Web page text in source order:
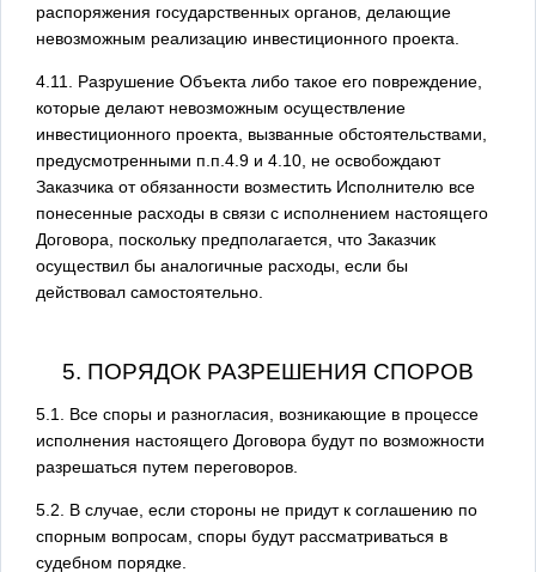
распоряжения государственных органов, делающие
невозможным реализацию инвестиционного проекта.
4.11. Разрушение Объекта либо такое его повреждение,
которые делают невозможным осуществление
инвестиционного проекта, вызванные обстоятельствами,
предусмотренными п.п.4.9 и 4.10, не освобождают
Заказчика от обязанности возместить Исполнителю все
понесенные расходы в связи с исполнением настоящего
Договора, поскольку предполагается, что Заказчик
осуществил бы аналогичные расходы, если бы
действовал самостоятельно.
5. ПОРЯДОК РАЗРЕШЕНИЯ СПОРОВ
5.1. Все споры и разногласия, возникающие в процессе
исполнения настоящего Договора будут по возможности
разрешаться путем переговоров.
5.2. В случае, если стороны не придут к соглашению по
спорным вопросам, споры будут рассматриваться в
судебном порядке.